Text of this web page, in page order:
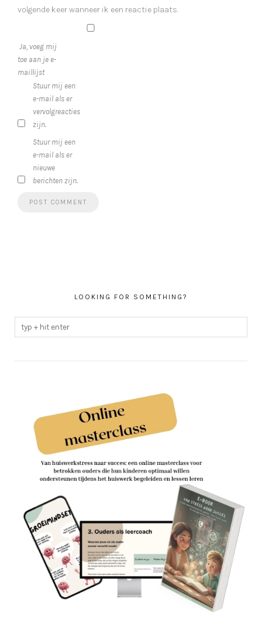
volgende keer wanneer ik een reactie plaats.
Ja, voeg mij
toe aan je e-
maillijst
Stuur mij een
e-mail als er
vervolgreacties
zijn.
Stuur mij een
e-mail als er
nieuwe
berichten zijn.
LOOKING FOR SOMETHING?